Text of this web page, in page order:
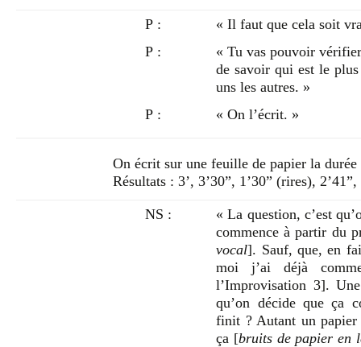
P :
« Il faut que cela soit
P :
« Tu vas pouvoir
de savoir qui est le
uns les autres. »
P :
« On l’écrit. »
On écrit sur une feuille de papier la
Résultats : 3’, 3’30”, 1’30” (rires),
NS :
« La question, c’est
commence à partir du
vocal]. Sauf, que, en
moi j’ai déjà
l’Improvisation 3].
qu’on décide que ça
finit ? Autant un
ça [bruits de papier en